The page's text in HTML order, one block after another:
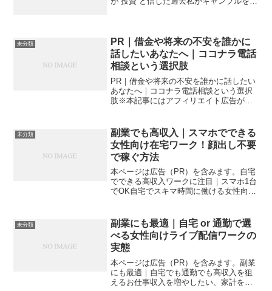
感じるようになり、💸 ...
未分類
PR｜借金や将来の不安を誰かに
話したいあなたへ｜ココナラ電話
相談という選択肢
PR｜借金や将来の不安を誰かに話したい
あなたへ｜ココナラ電話相談という選択
肢※本記事にはアフィリエイト広告が含
家族のこと。誰にも言えず、ひとりで抱
え込んでしまう悩みって...
未分類
副業でも高収入｜スマホでできる
女性向け在宅ワーク！顔出し不要
で稼ぐ方法
本ページは広告（PR）を含みます。自宅
でできる高収入ワークに注目｜スマホ1台
でOK自宅でスキマ時間に働ける女性向け
り組みやすく、短期間でも収入アップを
狙える仕事として注...
未分類
副業にも最適｜自宅 or 通勤で選
べる女性向けライブ配信ワークの
実態
本ページは広告（PR）を含みます。副業
にも最適｜自宅でも通勤でも高収入を狙
えるお仕事収入を増やしたい、家計を助